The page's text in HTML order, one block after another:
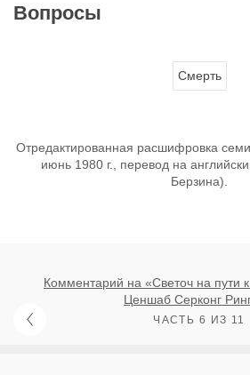
Вопросы
Смерть
Отредактированная расшифровка
июнь 1980 г., перевод на
Берзина).
Комментарий на «Светоч на пути
Ценшаб Серконг
ЧАСТЬ 6 ИЗ 11